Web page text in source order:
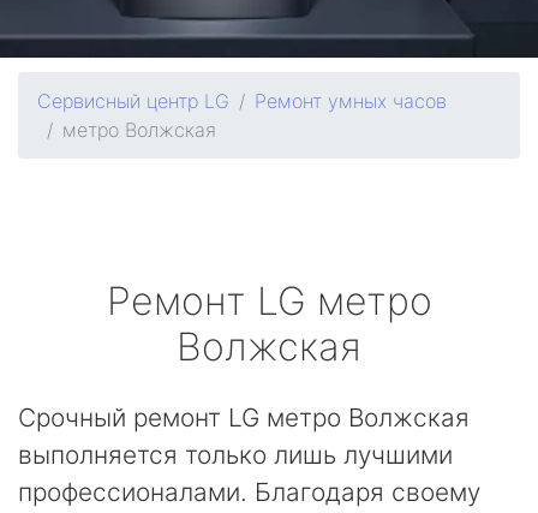
Сервисный центр LG
Ремонт умных часов
метро Волжская
Ремонт LG метро
Волжская
Срочный ремонт LG метро Волжская
выполняется только лишь лучшими
профессионалами. Благодаря своему